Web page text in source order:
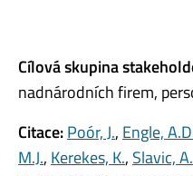
Cílová skupina
nadnárodních firem,
Citace:Poór, J., Engle,
M.J., Kerekes, K., Slavic, A.